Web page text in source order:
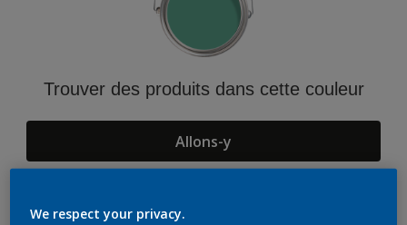
Trouver des produits dans cette couleur
Allons-y
We respect your privacy.